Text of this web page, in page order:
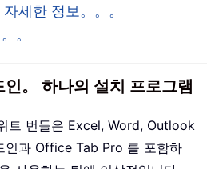
세한 정보。。。
。
。 하나의 설치 프로그램
트 번들은 Excel, Word, Outlook
인과 Office Tab Pro 를 포함하